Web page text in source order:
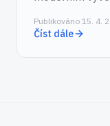
Publikováno 15. 4.
Číst dále